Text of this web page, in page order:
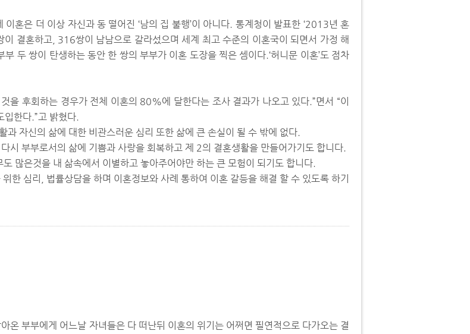
혼은 더 이상 자신과 동 떨어진 ‘남의 집 불행’이 아니다. 통계청이 발표한 ‘2013년 혼
결혼하고, 316쌍이 남남으로 갈라섰으며 세계 최고 수준의 이혼국이 되면서 가정 해
두 쌍이 탄생하는 동안 한 쌍의 부부가 이혼 도장을 찍은 셈이다.‘허니문 이혼’도 점차
을 후회하는 경우가 전체 이혼의 80%에 달한다는 조사 결과가 나오고 있다.”면서 “이
입한다.”고 밝혔다.
과 자신의 삶에 대한 비관스러운 심리 또한 삶에 큰 손실이 될 수 밖에 없다.
시 부부로서의 삶에 기쁨과 사랑을 회복하고 제 2의 결혼생활을 만들어가기도 합니다.
많은것을 내 삶속에서 이별하고 놓아주어야만 하는 큰 모험이 되기도 합니다.
한 심리, 법률상담을 하며 이혼정보와 사례 통하여 이혼 갈등을 해결 할 수 있도록 하기
온 부부에게 어느날 자녀들은 다 떠난뒤 이혼의 위기는 어쩌면 필연적으로 다가오는 결